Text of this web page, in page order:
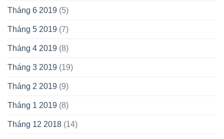
Tháng 6 2019 (5)
Tháng 5 2019 (7)
Tháng 4 2019 (8)
Tháng 3 2019 (19)
Tháng 2 2019 (9)
Tháng 1 2019 (8)
Tháng 12 2018 (14)